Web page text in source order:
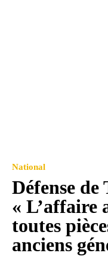
National
Défense
« L’affaire
toutes
anciens